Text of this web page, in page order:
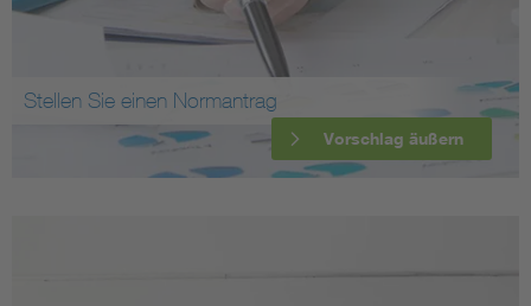
Stellen Sie einen Normantrag
Vorschlag äußern